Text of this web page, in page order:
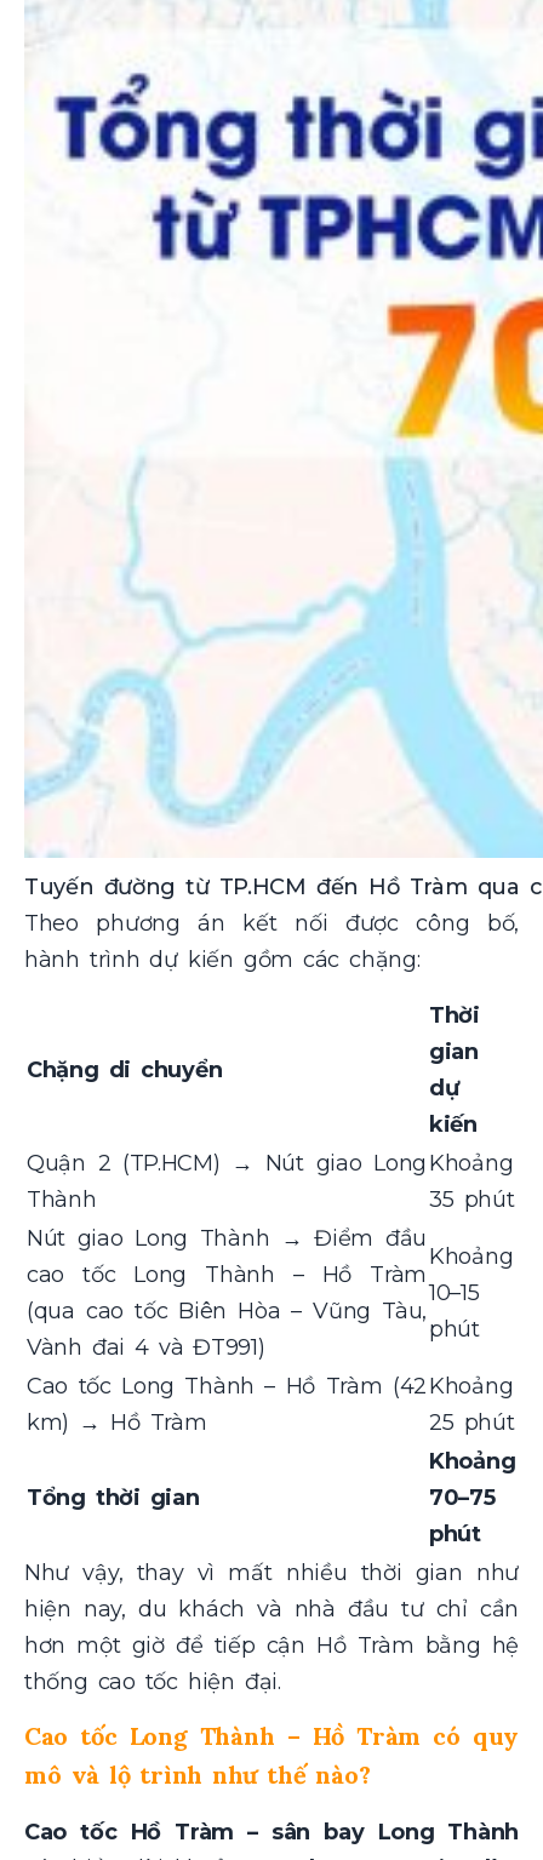
Tuyến đường từ TP.HCM đến Hồ Tràm qua
Theo phương án kết nối được công bố,
hành trình dự kiến gồm các chặng:
Chặng di chuyển
Thời
gian
dự
kiến
Quận 2 (TP.HCM) → Nút giao Long
Thành
Khoảng
35 phút
Nút giao Long Thành → Điểm đầu
cao tốc Long Thành – Hồ Tràm
(qua cao tốc Biên Hòa – Vũng Tàu,
Vành đai 4 và ĐT991)
Khoảng
10–15
phút
Cao tốc Long Thành – Hồ Tràm (42
km) → Hồ Tràm
Khoảng
25 phút
Tổng thời gian
Khoảng
70–75
phút
Như vậy, thay vì mất nhiều thời gian như
hiện nay, du khách và nhà đầu tư chỉ cần
hơn một giờ để tiếp cận Hồ Tràm bằng hệ
thống cao tốc hiện đại.
Cao tốc Long Thành – Hồ Tràm có quy
mô và lộ trình như thế nào?
Cao tốc Hồ Tràm – sân bay Long Thành